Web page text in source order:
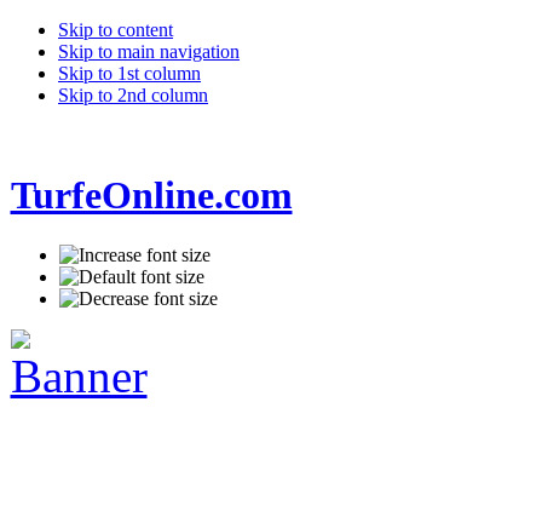
Skip to content
Skip to main navigation
Skip to 1st column
Skip to 2nd column
TurfeOnline.com